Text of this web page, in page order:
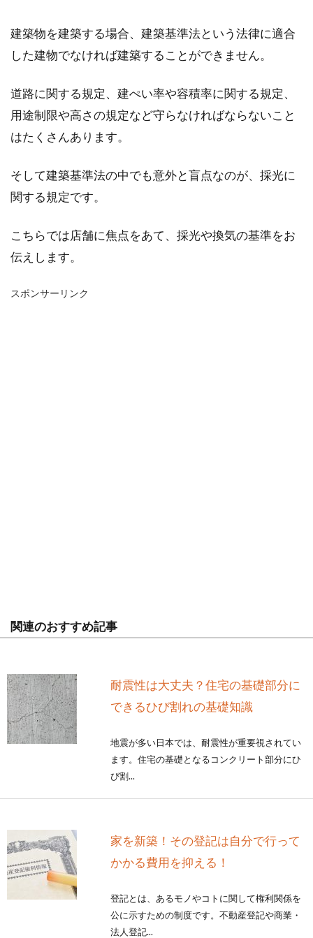
建築物を建築する場合、建築基準法という法律に適合
した建物でなければ建築することができません。
道路に関する規定、建ぺい率や容積率に関する規定、
用途制限や高さの規定など守らなければならないこと
はたくさんあります。
そして建築基準法の中でも意外と盲点なのが、採光に
関する規定です。
こちらでは店舗に焦点をあて、採光や換気の基準をお
伝えします。
スポンサーリンク
関連のおすすめ記事
耐震性は大丈夫？住宅の基礎部分に
できるひび割れの基礎知識
地震が多い日本では、耐震性が重要視されてい
ます。住宅の基礎となるコンクリート部分にひ
び割...
家を新築！その登記は自分で行って
かかる費用を抑える！
登記とは、あるモノやコトに関して権利関係を
公に示すための制度です。不動産登記や商業・
法人登記...